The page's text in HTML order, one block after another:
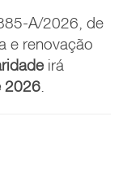
A/2026, de
e renovação
irá
2026